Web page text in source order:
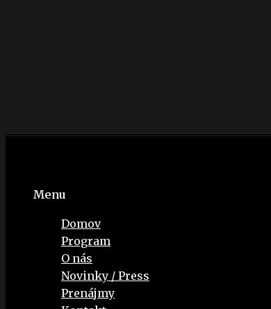
Menu
Domov
Program
O nás
Novinky / Press
Prenájmy